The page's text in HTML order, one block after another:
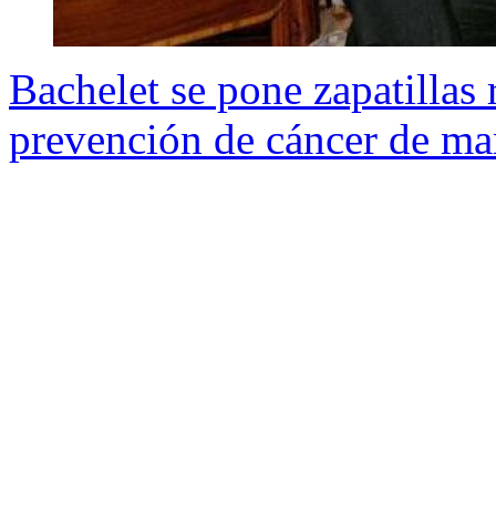
Bachelet se pone zapatillas
prevención de cáncer de